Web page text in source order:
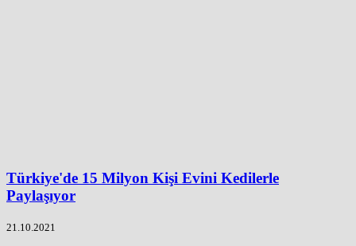
Türkiye'de 15 Milyon Kişi Evini Kedilerle
Paylaşıyor
21.10.2021